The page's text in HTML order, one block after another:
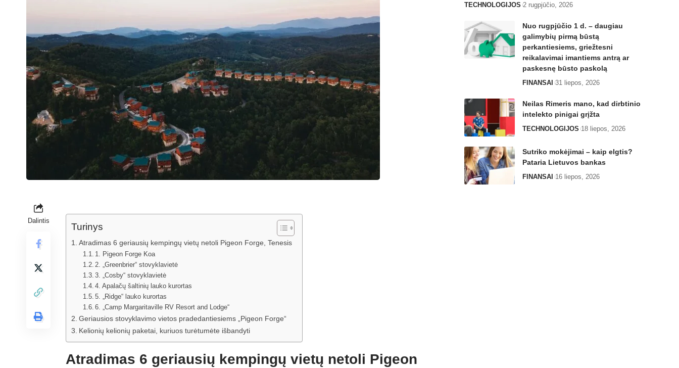
Dalintis
Turinys
Atradimas 6 geriausių kempingų vietų netoli Pigeon Forge, Tenesis
1. Pigeon Forge Koa
2. „Greenbrier“ stovyklavietė
3. „Cosby“ stovyklavietė
4. Apalačų šaltinių lauko kurortas
5. „Ridge“ lauko kurortas
6. „Camp Margaritaville RV Resort and Lodge“
Geriausios stovyklavimo vietos pradedantiesiems „Pigeon Forge“
Kelionių kelionių paketai, kuriuos turėtumėte išbandyti
Atradimas 6 geriausių kempingų vietų netoli Pigeon
TECHNOLOGIJOS 2 rugpjūčio, 2026
Nuo rugpjūčio 1 d. – daugiau
galimybių pirmą būstą
perkantiesiems, griežtesni
reikalavimai imantiems antrą ar
paskesnę būsto paskolą
FINANSAI 31 liepos, 2026
Neilas Rimeris mano, kad dirbtinio
intelekto pinigai grįžta
TECHNOLOGIJOS 18 liepos, 2026
Sutriko mokėjimai – kaip elgtis?
Pataria Lietuvos bankas
FINANSAI 16 liepos, 2026